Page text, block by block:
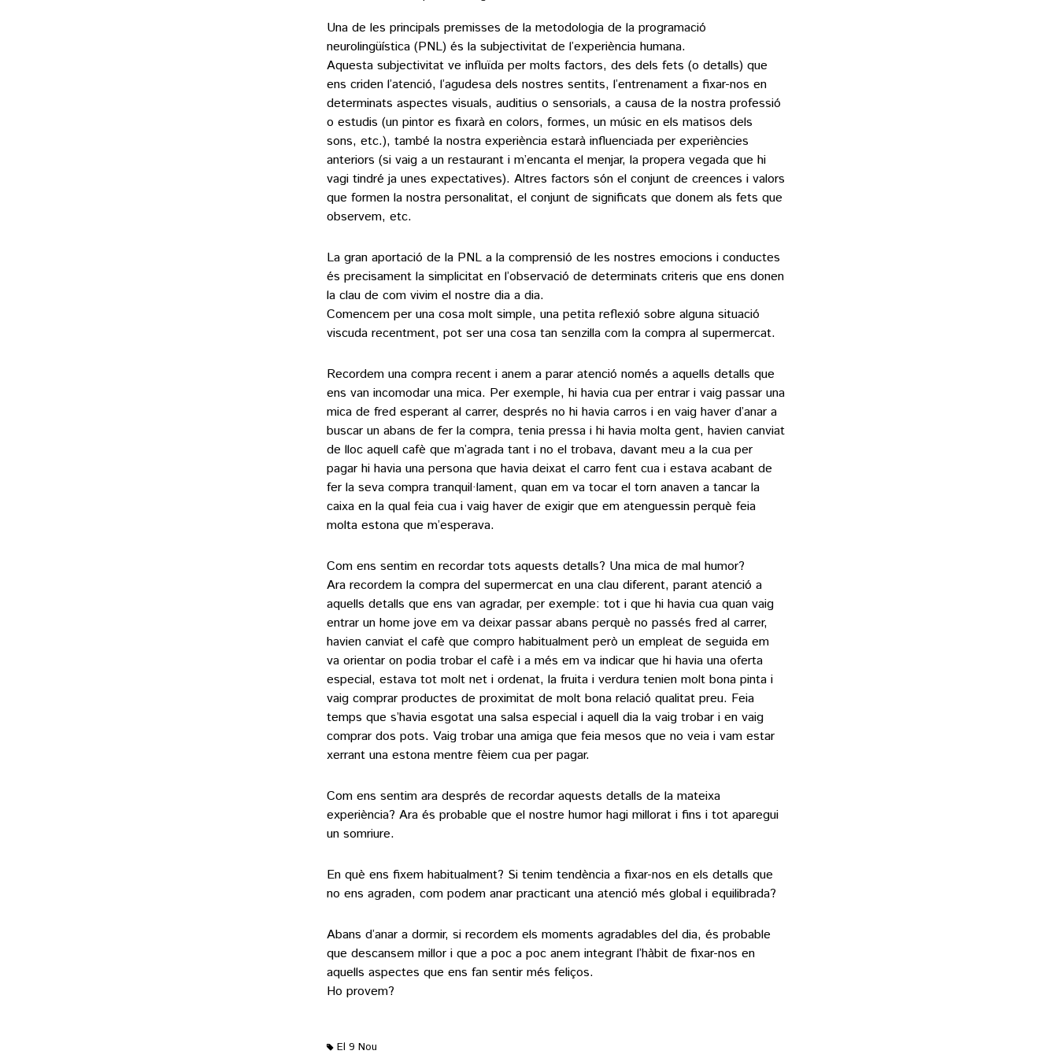
Una de les principals premisses de la metodologia de la programació
neurolingüística (PNL) és la subjectivitat de l’experiència humana.
Aquesta subjectivitat ve influïda per molts factors, des dels fets (o detalls) que
ens criden l’atenció, l’agudesa dels nostres sentits, l’entrenament a fixar-nos en
determinats aspectes visuals, auditius o sensorials, a causa de la nostra professió
o estudis (un pintor es fixarà en colors, formes, un músic en els matisos dels
sons, etc.), també la nostra experiència estarà influenciada per experiències
anteriors (si vaig a un restaurant i m’encanta el menjar, la propera vegada que hi
vagi tindré ja unes expectatives). Altres factors són el conjunt de creences i valors
que formen la nostra personalitat, el conjunt de significats que donem als fets que
observem, etc.
La gran aportació de la PNL a la comprensió de les nostres emocions i conductes
és precisament la simplicitat en l’observació de determinats criteris que ens donen
la clau de com vivim el nostre dia a dia.
Comencem per una cosa molt simple, una petita reflexió sobre alguna situació
viscuda recentment, pot ser una cosa tan senzilla com la compra al supermercat.
Recordem una compra recent i anem a parar atenció només a aquells detalls que
ens van incomodar una mica. Per exemple, hi havia cua per entrar i vaig passar una
mica de fred esperant al carrer, després no hi havia carros i en vaig haver d’anar a
buscar un abans de fer la compra, tenia pressa i hi havia molta gent, havien canviat
de lloc aquell cafè que m’agrada tant i no el trobava, davant meu a la cua per
pagar hi havia una persona que havia deixat el carro fent cua i estava acabant de
fer la seva compra tranquil·lament, quan em va tocar el torn anaven a tancar la
caixa en la qual feia cua i vaig haver de exigir que em atenguessin perquè feia
molta estona que m’esperava.
Com ens sentim en recordar tots aquests detalls? Una mica de mal humor?
Ara recordem la compra del supermercat en una clau diferent, parant atenció a
aquells detalls que ens van agradar, per exemple: tot i que hi havia cua quan vaig
entrar un home jove em va deixar passar abans perquè no passés fred al carrer,
havien canviat el cafè que compro habitualment però un empleat de seguida em
va orientar on podia trobar el cafè i a més em va indicar que hi havia una oferta
especial, estava tot molt net i ordenat, la fruita i verdura tenien molt bona pinta i
vaig comprar productes de proximitat de molt bona relació qualitat preu. Feia
temps que s’havia esgotat una salsa especial i aquell dia la vaig trobar i en vaig
comprar dos pots. Vaig trobar una amiga que feia mesos que no veia i vam estar
xerrant una estona mentre fèiem cua per pagar.
Com ens sentim ara després de recordar aquests detalls de la mateixa
experiència? Ara és probable que el nostre humor hagi millorat i fins i tot aparegui
un somriure.
En què ens fixem habitualment? Si tenim tendència a fixar-nos en els detalls que
no ens agraden, com podem anar practicant una atenció més global i equilibrada?
Abans d’anar a dormir, si recordem els moments agradables del dia, és probable
que descansem millor i que a poc a poc anem integrant l’hàbit de fixar-nos en
aquells aspectes que ens fan sentir més feliços.
Ho provem?
El 9 Nou